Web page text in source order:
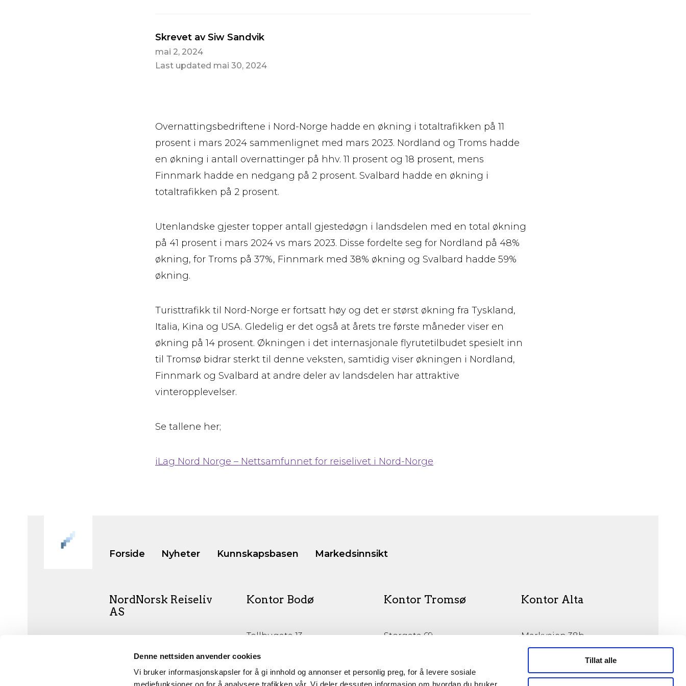
Denne nettsiden anvender cookies
Vi bruker informasjonskapsler for å gi innhold og annonser et personlig preg, for å levere sosiale
Tillat alle
Skrevet av Siw Sandvik
mai 2, 2024
Last updated mai 30, 2024
Overnattingsbedriftene i Nord-Norge hadde en økning i totaltrafikken på 11
prosent i mars 2024 sammenlignet med mars 2023. Nordland og Troms hadde
en økning i antall overnattinger på hhv. 11 prosent og 18 prosent, mens
Finnmark hadde en nedgang på 2 prosent. Svalbard hadde en økning i
totaltrafikken på 2 prosent.
Utenlandske gjester topper antall gjestedøgn i landsdelen med en total økning
på 41 prosent i mars 2024 vs mars 2023. Disse fordelte seg for Nordland på 48%
økning, for Troms på 37%, Finnmark med 38% økning og Svalbard hadde 59%
økning.
Turisttrafikk til Nord-Norge er fortsatt høy og det er størst økning fra Tyskland,
Italia, Kina og USA. Gledelig er det også at årets tre første måneder viser en
økning på 14 prosent. Økningen i det internasjonale flyrutetilbudet spesielt inn
til Tromsø bidrar sterkt til denne veksten, samtidig viser økningen i Nordland,
Finnmark og Svalbard at andre deler av landsdelen har attraktive
vinteropplevelser.
Se tallene her;
iLag Nord Norge – Nettsamfunnet for reiselivet i Nord-Norge
Forside Nyheter Kunnskapsbasen Markedsinnsikt
NordNorsk Reiseliv
AS
Kontor Bodø
Tollbugata 13,
Kontor Tromsø
Storgata 69
Kontor Alta
Markveien 38b
9510 Alta